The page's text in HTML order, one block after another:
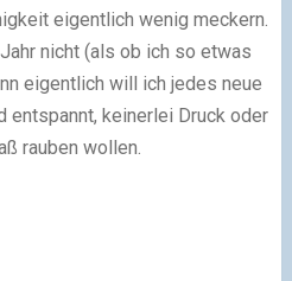
eigentlich wenig meckern.
nicht (als ob ich so etwas
eigentlich will ich jedes neue
entspannt, keinerlei Druck oder
rauben wollen.